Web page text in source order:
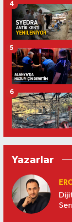
4
5
6
Yazarlar